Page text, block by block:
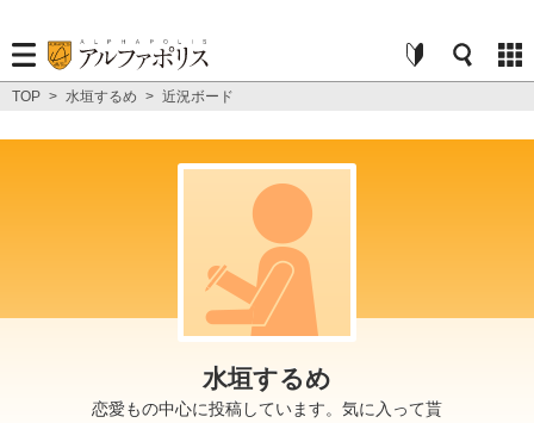
TOP > 水垣するめ > 近況ボード
水垣するめ
恋愛もの中心に投稿しています。気に入って貰